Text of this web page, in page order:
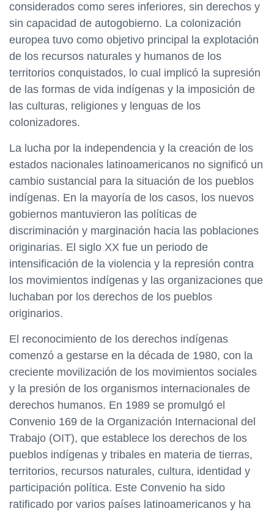
considerados como seres inferiores, sin derechos y
sin capacidad de autogobierno. La colonización
europea tuvo como objetivo principal la explotación
de los recursos naturales y humanos de los
territorios conquistados, lo cual implicó la supresión
de las formas de vida indígenas y la imposición de
las culturas, religiones y lenguas de los
colonizadores.
La lucha por la independencia y la creación de los
estados nacionales latinoamericanos no significó un
cambio sustancial para la situación de los pueblos
indígenas. En la mayoría de los casos, los nuevos
gobiernos mantuvieron las políticas de
discriminación y marginación hacia las poblaciones
originarias. El siglo XX fue un periodo de
intensificación de la violencia y la represión contra
los movimientos indígenas y las organizaciones que
luchaban por los derechos de los pueblos
originarios.
El reconocimiento de los derechos indígenas
comenzó a gestarse en la década de 1980, con la
creciente movilización de los movimientos sociales
y la presión de los organismos internacionales de
derechos humanos. En 1989 se promulgó el
Convenio 169 de la Organización Internacional del
Trabajo (OIT), que establece los derechos de los
pueblos indígenas y tribales en materia de tierras,
territorios, recursos naturales, cultura, identidad y
participación política. Este Convenio ha sido
ratificado por varios países latinoamericanos y ha